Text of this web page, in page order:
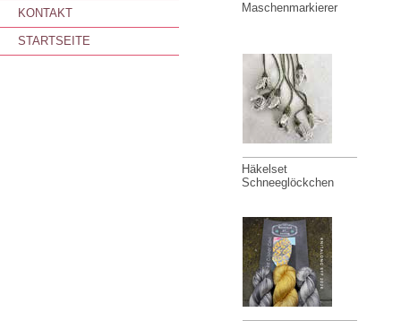
KONTAKT
STARTSEITE
Maschenmarkierer
Häkelset
Schneeglöckchen